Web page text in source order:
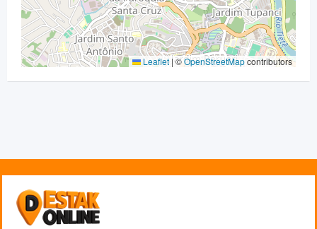
Leaflet| ©OpenStreetMapcontributors